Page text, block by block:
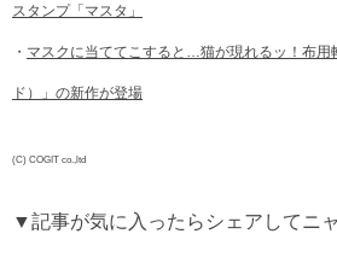
スタンプ「マスタ」
・ マスクに当ててこすると…猫が現れるッ！布用
ド）」の新作が登場
(C) COGIT co.,ltd
▼記事が気に入ったらシェアしてニ